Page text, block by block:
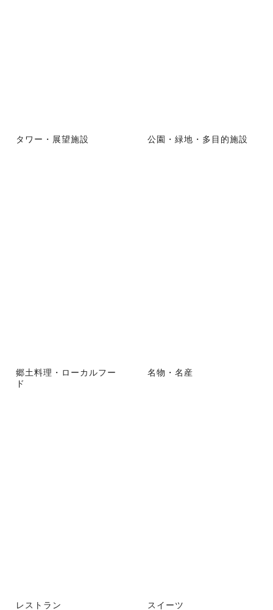
タワー・展望施設 公園・緑地・多目的施設
郷土料理・ローカルフー
ド
名物・名産
レストラン スイーツ